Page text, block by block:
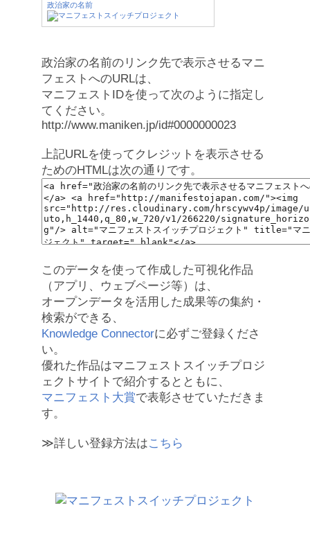
政治家の名前
政治家の名前のリンク先で表示させるマニ
フェストへのURLは、
マニフェストIDを使って次のように指定し
てください。
http://www.maniken.jp/id#0000000023
上記URLを使ってクレジットを表示させる
ためのHTMLは次の通りです。
このデータを使って作成した可視化作品
（アプリ、ウェブページ等）は、
オープンデータを活用した成果等の集約・
検索ができる、
Knowledge Connectorに必ずご登録くださ
い。
優れた作品はマニフェストスイッチプロジ
ェクトサイトで紹介するとともに、
マニフェスト大賞で表彰させていただきま
す。
≫詳しい登録方法はこちら